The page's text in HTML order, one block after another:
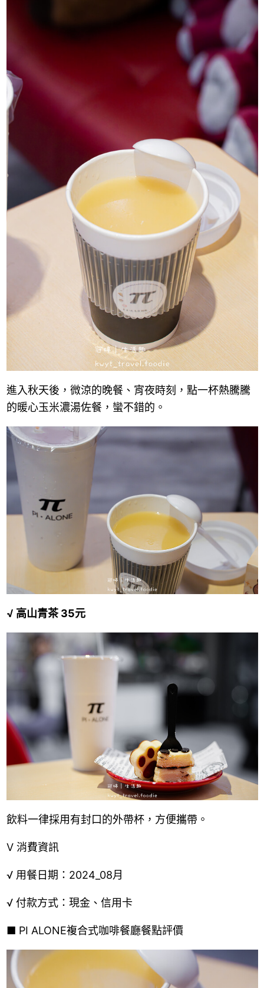
進入秋天後，微涼的晚餐、宵夜時刻，點一杯熱騰騰
的暖心玉米濃湯佐餐，蠻不錯的。
√ 高山青茶 35元
飲料一律採用有封口的外帶杯，方便攜帶。
Ⅴ 消費資訊
√ 用餐日期：2024_08月
√ 付款方式：現金、信用卡
■ PI ALONE複合式咖啡餐廳餐點評價